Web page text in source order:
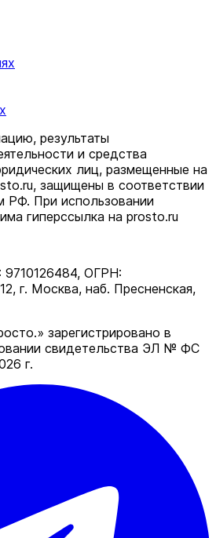
результаты
и средства
лиц, размещенные на
защищены в соответствии
РФ. При использовании
гиперссылка на prosto.ru
ОГРН:
г. Москва, наб. Пресненская,
зарегистрировано в
свидетельства ЭЛ № ФС
г.